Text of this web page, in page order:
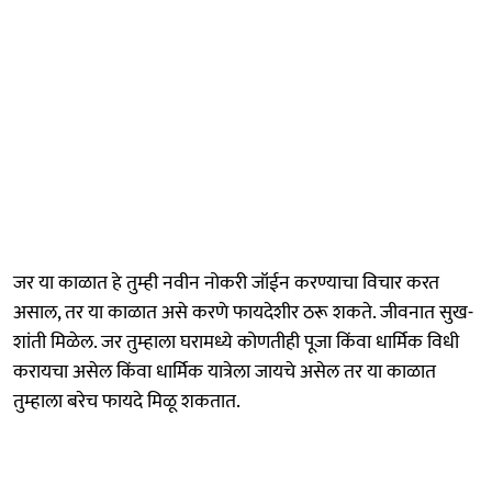
जर या काळात हे तुम्ही नवीन नोकरी जॉईन करण्याचा विचार करत
असाल, तर या काळात असे करणे फायदेशीर ठरू शकते. जीवनात सुख-
शांती मिळेल. जर तुम्हाला घरामध्ये कोणतीही पूजा किंवा धार्मिक विधी
करायचा असेल किंवा धार्मिक यात्रेला जायचे असेल तर या काळात
तुम्हाला बरेच फायदे मिळू शकतात.